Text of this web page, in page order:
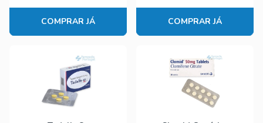
COMPRAR JÁ COMPRAR JÁ